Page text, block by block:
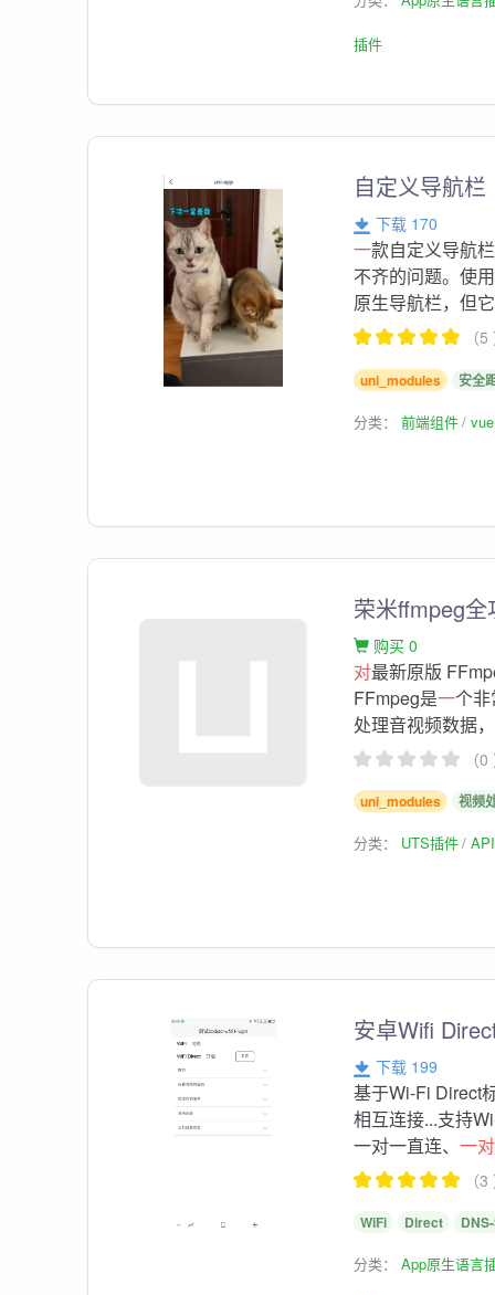
插件
自定义导航
下载 170
一款自定义导航
不齐的问题。使
原生导航栏，但
（
uni_modules 安全
分类：前端组件
荣米ffmpeg
购买 0
对最新原版
FFmpeg是一个
处理音视频数据
（
uni_modules 视频
分类： UTS插件
安卓Wifi
下载 199
基于Wi-Fi Direct
相互连接...支持
一对一直连、一
（
WiFi Direct
分类：App原生语言